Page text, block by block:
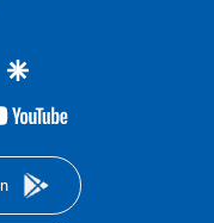
twittergoogle
youtube-